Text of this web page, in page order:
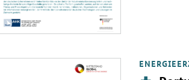
Öffnet PDF "Portugal: Grüne Gase für die